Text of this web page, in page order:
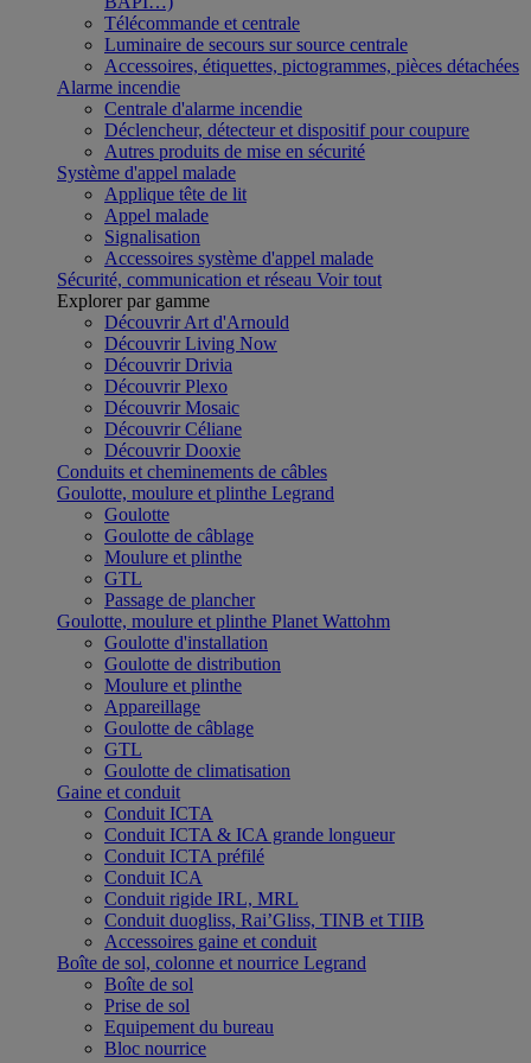
Télécommande et centrale
Luminaire de secours sur source centrale
Accessoires, étiquettes, pictogrammes, pièces détachées
Alarme incendie
Centrale d'alarme incendie
Déclencheur, détecteur et dispositif pour coupure
Autres produits de mise en sécurité
Système d'appel malade
Applique tête de lit
Appel malade
Signalisation
Accessoires système d'appel malade
Sécurité, communication et réseau Voir tout
Explorer par gamme
Découvrir Art d'Arnould
Découvrir Living Now
Découvrir Drivia
Découvrir Plexo
Découvrir Mosaic
Découvrir Céliane
Découvrir Dooxie
Conduits et cheminements de câbles
Goulotte, moulure et plinthe Legrand
Goulotte
Goulotte de câblage
Moulure et plinthe
GTL
Passage de plancher
Goulotte, moulure et plinthe Planet Wattohm
Goulotte d'installation
Goulotte de distribution
Moulure et plinthe
Appareillage
Goulotte de câblage
GTL
Goulotte de climatisation
Gaine et conduit
Conduit ICTA
Conduit ICTA & ICA grande longueur
Conduit ICTA préfilé
Conduit ICA
Conduit rigide IRL, MRL
Conduit duogliss, Rai’Gliss, TINB et TIIB
Accessoires gaine et conduit
Boîte de sol, colonne et nourrice Legrand
Boîte de sol
Prise de sol
Equipement du bureau
Bloc nourrice